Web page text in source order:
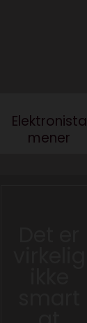
Elektronista
mener